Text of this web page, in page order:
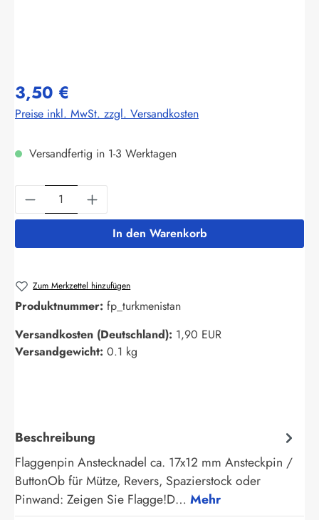
3,50 €
Preise inkl. MwSt. zzgl. Versandkosten
Versandfertig in 1-3 Werktagen
Produkt Anzahl: Gib den gewünschten
In den Warenkorb
Zum Merkzettel hinzufügen
Produktnummer: fp_turkmenistan
Versandkosten (Deutschland): 1,90 EUR
Versandgewicht: 0.1 kg
Beschreibung
Flaggenpin Anstecknadel ca. 17x12 mm Ansteckpin /
ButtonOb für Mütze, Revers, Spazierstock oder
Pinwand: Zeigen Sie Flagge!D… Mehr